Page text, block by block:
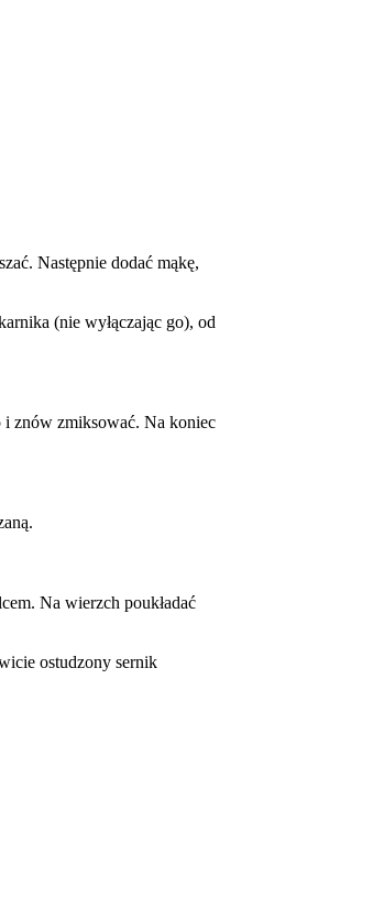
Następnie dodać mąkę,
(nie wyłączając go), od
i znów zmiksować. Na koniec
Na wierzch poukładać
ostudzony sernik